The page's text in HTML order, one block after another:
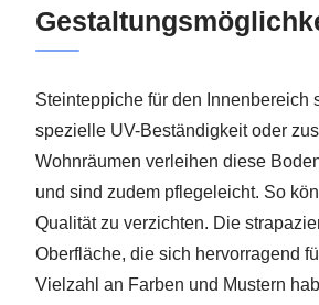
Steinteppiche für den Innenbereich
spezielle UV-Beständigkeit oder
Wohnräumen verleihen diese
und sind zudem pflegeleicht. So
Qualität zu verzichten. Die
Oberfläche, die sich hervorragend
Vielzahl an Farben und Mustern